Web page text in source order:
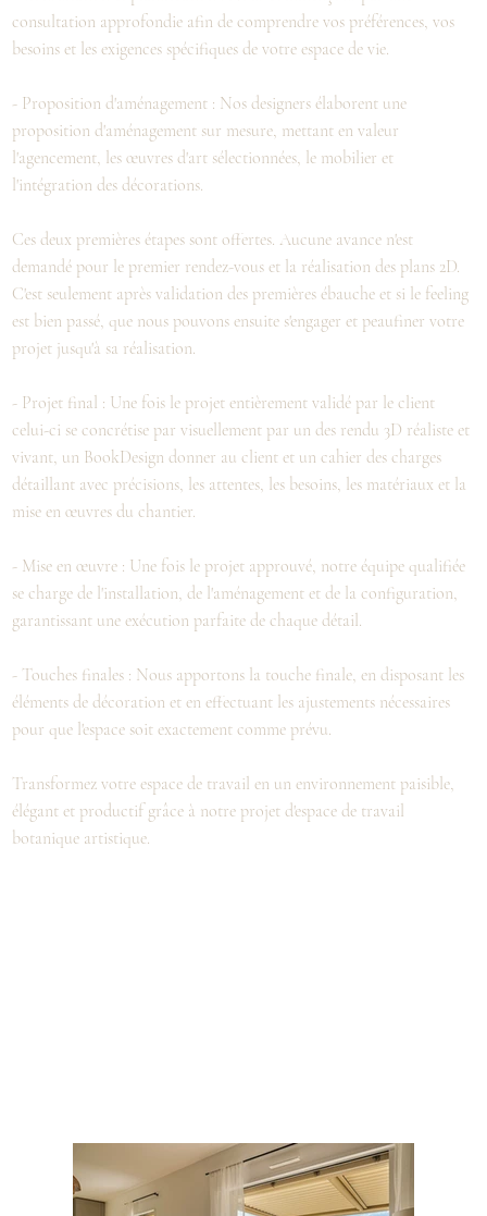
consultation approfondie afin de comprendre vos préférences, vos
besoins et les exigences spécifiques de votre espace de vie.
- Proposition d'aménagement : Nos designers élaborent une
proposition d'aménagement sur mesure, mettant en valeur
l'agencement, les œuvres d'art sélectionnées, le mobilier et
l'intégration des décorations.
Ces deux premières étapes sont offertes. Aucune avance n'est
demandé pour le premier rendez-vous et la réalisation des plans 2D.
C'est seulement après validation des premières ébauche et si le feeling
est bien passé, que nous pouvons ensuite s'engager et peaufiner votre
projet jusqu'à sa réalisation.
- Projet final : Une fois le projet entièrement validé par le client
celui-ci se concrétise par visuellement par un des rendu 3D réaliste et
vivant, un BookDesign donner au client et un cahier des charges
détaillant avec précisions, les attentes, les besoins, les matériaux et la
mise en œuvres du chantier.
- Mise en œuvre : Une fois le projet approuvé, notre équipe qualifiée
se charge de l'installation, de l'aménagement et de la configuration,
garantissant une exécution parfaite de chaque détail.
- Touches finales : Nous apportons la touche finale, en disposant les
éléments de décoration et en effectuant les ajustements nécessaires
pour que l'espace soit exactement comme prévu.
Transformez votre espace de travail en un environnement paisible,
élégant et productif grâce à notre projet d'espace de travail
botanique artistique.